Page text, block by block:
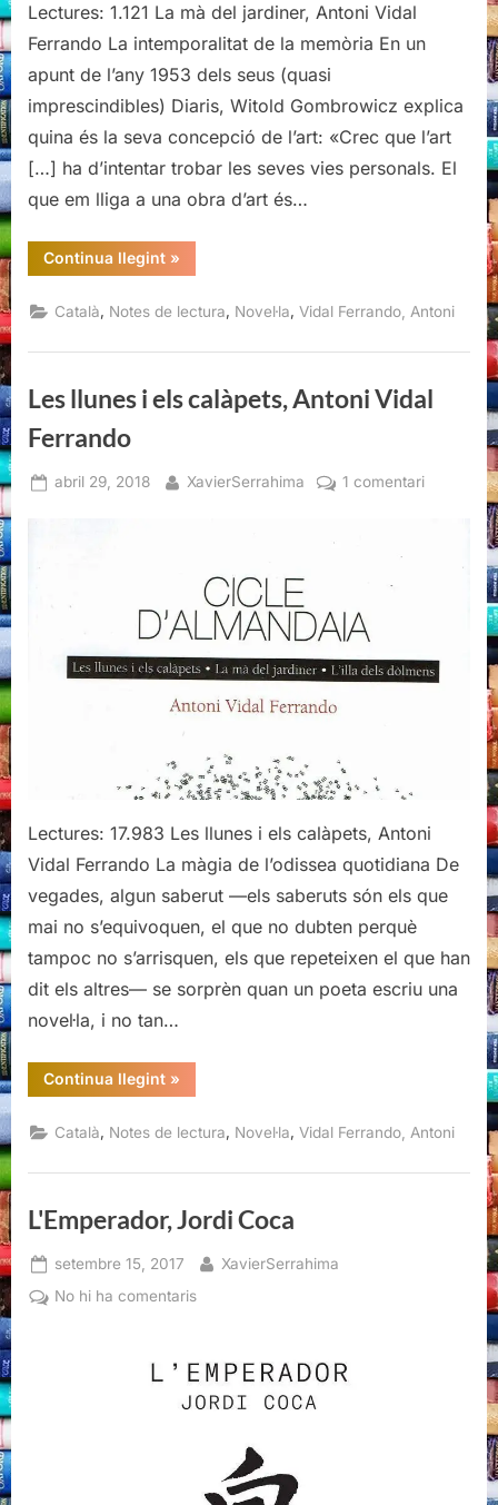
Lectures: 1.121 La mà del jardiner, Antoni Vidal
Ferrando La intemporalitat de la memòria En un
apunt de l’any 1953 dels seus (quasi
imprescindibles) Diaris, Witold Gombrowicz explica
quina és la seva concepció de l’art: «Crec que l’art
[…] ha d’intentar trobar les seves vies personals. El
que em lliga a una obra d’art és…
Continua llegint“La
mà
jardiner,
Antoni
Ferrando”
»
Català, Notes de lectura, Novel·la,Vidal Ferrando, Antoni
Les llunes i els calàpets, Antoni Vidal
Ferrando
Posted
abril 29, 2018 By
XavierSerrahima 1 comentaria
calàpets,
Vidal
Ferrando
Lectures: 17.983 Les llunes i els calàpets, Antoni
Vidal Ferrando La màgia de l’odissea quotidiana De
vegades, algun saberut —els saberuts són els que
mai no s’equivoquen, el que no dubten perquè
tampoc no s’arrisquen, els que repeteixen el que han
dit els altres— se sorprèn quan un poeta escriu una
novel·la, i no tan…
Continua llegint“Les
llunes
els
calàpets,
Vidal
»
Català Notes de lectura Novel·la ,Vidal Ferrando, Antoni
L'Emperador, Jordi Coca
Posted
on
setembre 15, 2017 By
XavierSerrahima
No hi ha comentarisa
Coca